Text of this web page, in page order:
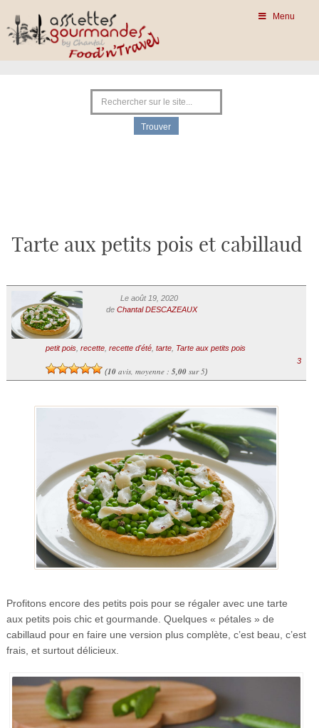
Menu
Tarte aux petits pois et cabillaud
Le août 19, 2020
de Chantal DESCAZEAUX
petit pois, recette, recette d'été, tarte, Tarte aux petits pois
(10avis, moyenne : 5,00sur 5)
3
Profitons encore des petits pois pour se régaler avec une tarte
aux petits pois chic et gourmande. Quelques « pétales » de
cabillaud pour en faire une version plus complète, c’est beau, c’est
frais, et surtout délicieux.